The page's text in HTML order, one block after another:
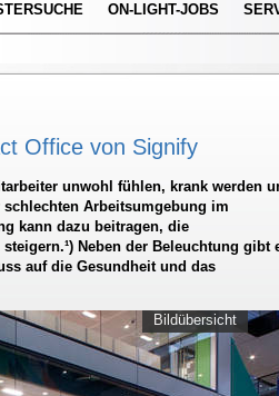
ON-LIGHT-JOBS
Office von Signify
unwohl fühlen, krank werden
Arbeitsumgebung im
kann dazu beitragen, die
Neben der Beleuchtung gibt
auf die Gesundheit und das
Bildübersicht